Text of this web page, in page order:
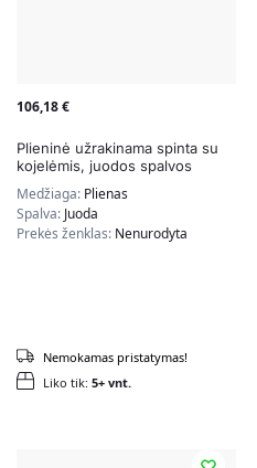
106,18€
Plieninė užrakinama spinta su
kojelėmis, juodos spalvos
Medžiaga: Plienas
Spalva: Juoda
Prekės ženklas: Nenurodyta
Liko tik: 5+ vnt.
Nemokamas pristatymas!